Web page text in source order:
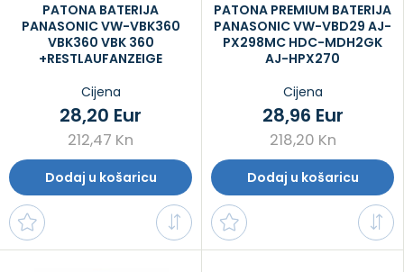
PATONA BATERIJA
PANASONIC VW-VBK360
VBK360 VBK 360
+RESTLAUFANZEIGE
Cijena
212,47 Kn
28,20 Eur
Dodaj u košaricu
PATONA PREMIUM BATERIJA
PANASONIC VW-VBD29 AJ-
PX298MC HDC-MDH2GK
AJ-HPX270
Cijena
218,20 Kn
28,96 Eur
Dodaj u košaricu